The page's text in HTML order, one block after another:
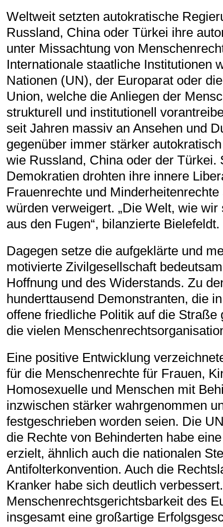
Weltweit setzten autokratische
Russland, China oder Türkei ihre
unter Missachtung von
Internationale staatliche Institutionen
Nationen (UN), der Europarat oder
Union, welche die Anliegen der
strukturell und institutionell
seit Jahren massiv an Ansehen und
gegenüber immer stärker
wie Russland, China oder der Türkei.
Demokratien drohten ihre innere
Frauenrechte und
würden verweigert. „Die Welt, wie wir
aus den Fugen“, bilanzierte Bielefeldt.
Dagegen setze die aufgeklärte und
motivierte Zivilgesellschaft
Hoffnung und des Widerstands. Zu
hunderttausend Demonstranten, die
offene friedliche Politik auf die Straße
die vielen
Eine positive Entwicklung
für die Menschenrechte für Frauen,
Homosexuelle und Menschen mit
inzwischen stärker wahrgenommen
festgeschrieben worden seien. Die
die Rechte von Behinderten habe
erzielt, ähnlich auch die nationalen
Antifolterkonvention. Auch die
Kranker habe sich deutlich
Menschenrechtsgerichtsbarkeit des
insgesamt eine großartige